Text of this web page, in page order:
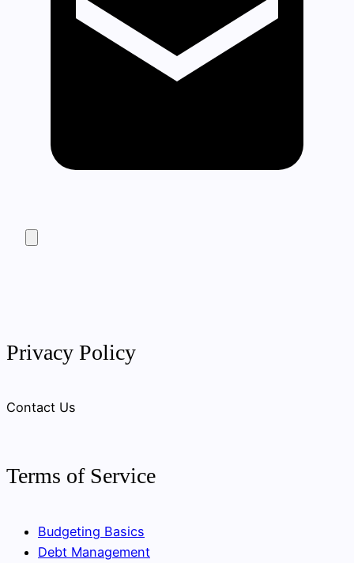
Privacy Policy
Contact Us
Terms of Service
Budgeting Basics
Debt Management